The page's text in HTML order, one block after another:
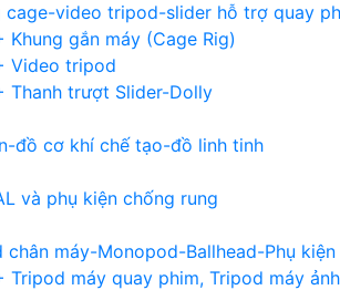
cage-video tripod-slider hỗ trợ quay
Khung gắn máy (Cage Rig)
Video tripod
Thanh trượt Slider-Dolly
đồ cơ khí chế tạo-đồ linh tinh
và phụ kiện chống rung
chân máy-Monopod-Ballhead-Phụ kiện
Tripod máy quay phim, Tripod máy